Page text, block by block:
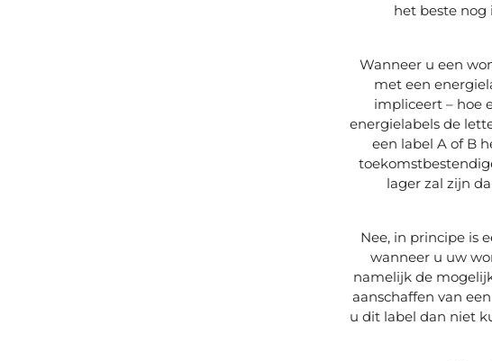
het beste nog
Wanneer u een
met een
impliceert – hoe
energielabels de
een label A of B
lager zal zijn
Nee, in principe is
wanneer u uw
namelijk de
aanschaffen van
u dit label dan niet